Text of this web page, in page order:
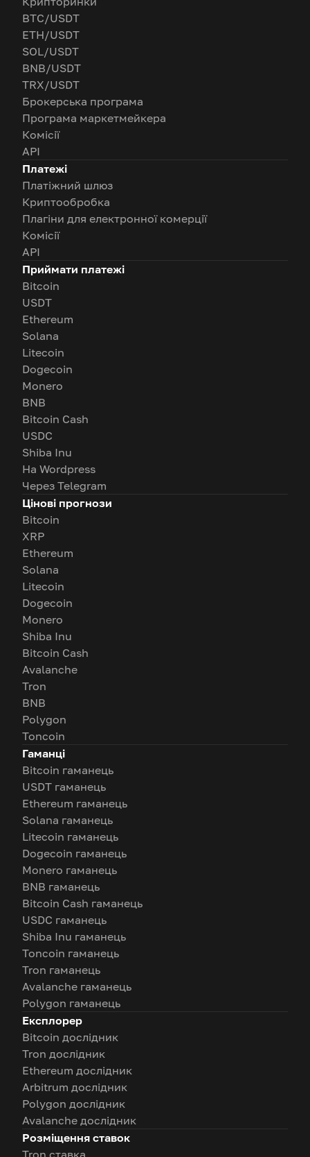
BTC/USDT
ETH/USDT
SOL/USDT
BNB/USDT
TRX/USDT
Брокерська програма
Програма маркетмейкера
Комісії
API
Платежі
Платіжний шлюз
Криптообробка
Плагіни для електронної комерції
Комісії
API
Приймати платежі
Bitcoin
USDT
Ethereum
Solana
Litecoin
Dogecoin
Monero
BNB
Bitcoin Cash
USDC
Shiba Inu
На Wordpress
Через Telegram
Цінові прогнози
Bitcoin
XRP
Ethereum
Solana
Litecoin
Dogecoin
Monero
Shiba Inu
Bitcoin Cash
Avalanche
Tron
BNB
Polygon
Toncoin
Гаманці
Bitcoin гаманець
USDT гаманець
Ethereum гаманець
Solana гаманець
Litecoin гаманець
Dogecoin гаманець
Monero гаманець
BNB гаманець
Bitcoin Cash гаманець
USDC гаманець
Shiba Inu гаманець
Toncoin гаманець
Tron гаманець
Avalanche гаманець
Polygon гаманець
Експлорер
Bitcoin дослідник
Tron дослідник
Ethereum дослідник
Arbitrum дослідник
Polygon дослідник
Avalanche дослідник
Розміщення ставок